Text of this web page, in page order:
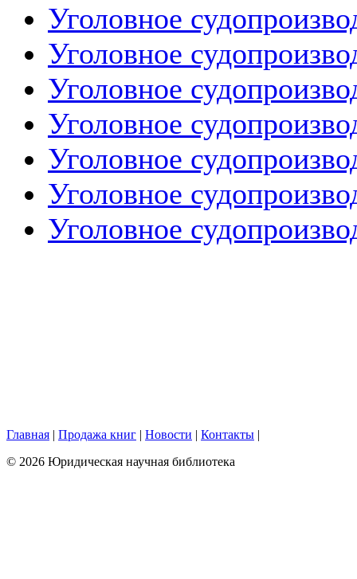
Уголовное
Уголовное
Уголовное
Уголовное
Уголовное
Уголовное
Уголовное
Главная | Продажа книг | Новости | Контакты |
© 2026 Юридическая научная библиотека